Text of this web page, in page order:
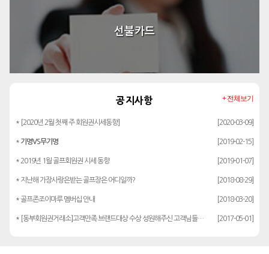
선불카드
공지사항
* [2020년 2월 첫째 주 회원권시세동향] [2020-03-09]
* 기명VS무기명 [2019-02-15]
* 2019년 1월 골프회원권 시세 동향 [2019-01-07]
* 지난해 가장사랑은받는 골프장은 어디일까? [2018-08-29]
* 골프존조이마루 멤버십 안내 [2018-03-20]
* [동부회원권거래소]고객만족 브랜드대상 수상 성원해주신 고객님들께 감사드립… [2017-05-01]
+ 전체보기